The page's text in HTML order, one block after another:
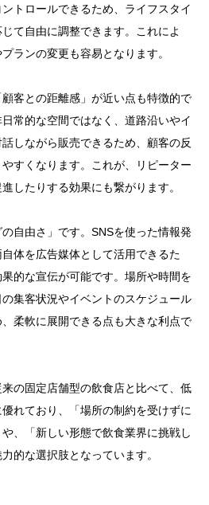
トロールできるため、ライフスタイ
て自由に調整できます。これによ
ランの変更も容易となります。
客との距離感」が近い点も特徴的で
常的な空間ではなく、道路沿いやイ
しながら販売できるため、顧客の反
すくなります。これが、リピーター
したりする効果にも繋がります。
自由さ」です。SNSを使った情報発
体を広告媒体として活用できるた
的な宣伝が可能です。場所や時間を
集客状況やイベントのスケジュール
柔軟に展開できる点も大きな利点で
の固定店舗型の飲食店と比べて、低
れており、「場所の制約を受けずに
、「新しい形態で飲食業界に挑戦し
的な選択肢となっています。